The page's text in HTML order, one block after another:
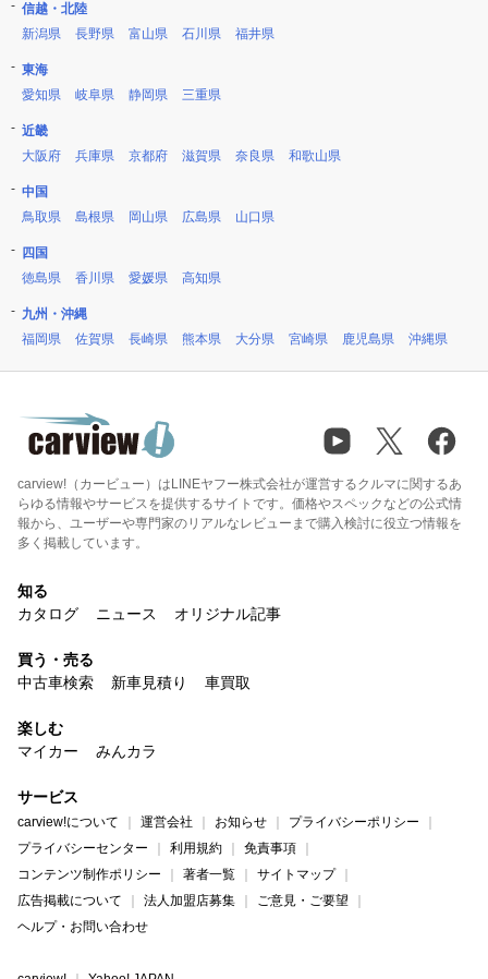
信越・北陸
新潟県
長野県 富山県 石川県 福井県
東海
愛知県
岐阜県 静岡県 三重県
近畿
大阪府
兵庫県 京都府 滋賀県 奈良県 和歌山県
中国
鳥取県
島根県 岡山県 広島県 山口県
四国
徳島県
香川県 愛媛県 高知県
九州・沖縄
福岡県
佐賀県 長崎県 熊本県 大分県 宮崎県 鹿児島県 沖縄県
carview!（カービュー）はLINEヤフー株式会社が運営するクルマに関するあ
らゆる情報やサービスを提供するサイトです。価格やスペックなどの公式情
報から、ユーザーや専門家のリアルなレビューまで購入検討に役立つ情報を
多く掲載しています。
知る
カタログ
ニュース オリジナル記事
買う・売る
中古車検索
新車見積り 車買取
楽しむ
マイカー
みんカラ
サービス
carview!について 運営会社 お知らせ
プライバシーポリシー
プライバシーセンター
利用規約
免責事項
コンテンツ制作ポリシー
著者一覧
サイトマップ
広告掲載について
法人加盟店募集
ご意見・ご要望
ヘルプ・お問い合わせ